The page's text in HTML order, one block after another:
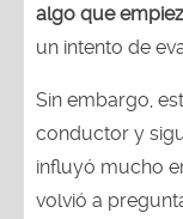
algo que
un intento de
Sin embargo,
conductor y
influyó mucho
volvió a